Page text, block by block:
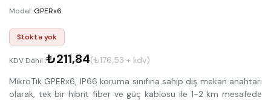
Model: GPERx6
Stokta yok
KDV Dahil :₺211,84(₺176,53 + kdv)
MikroTik GPERx6, IP66 koruma sınıfına sahip dış mekan anahtarı
olarak, tek bir hibrit fiber ve güç kablosu ile 1-2 km mesafede